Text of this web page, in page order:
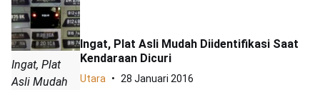
Ingat, Plat
Asli Mudah
Ingat, Plat Asli Mudah Diidentifikasi Saat
Kendaraan Dicuri
Utara 28 Januari 2016